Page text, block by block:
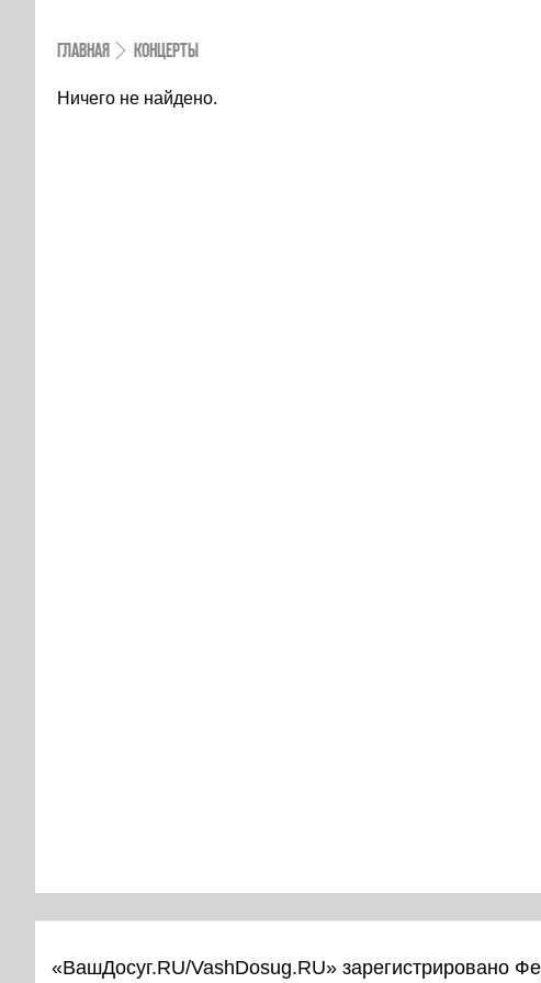
ГЛАВНАЯ КОНЦЕРТЫ
Ничего не найдено.
«ВашДосуг.RU/VashDosug.RU» зарегистрировано